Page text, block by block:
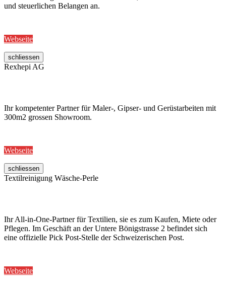
und steuerlichen Belangen an.
Webseite
schliessen
Rexhepi AG
Ihr kompetenter Partner für Maler-, Gipser- und Gerüstarbeiten mit
300m2 grossen Showroom.
Webseite
schliessen
Textilreinigung Wäsche-Perle
Ihr All-in-One-Partner für Textilien, sie es zum Kaufen, Miete oder
Pflegen. Im Geschäft an der Untere Bönigstrasse 2 befindet sich
eine offizielle Pick Post-Stelle der Schweizerischen Post.
Webseite